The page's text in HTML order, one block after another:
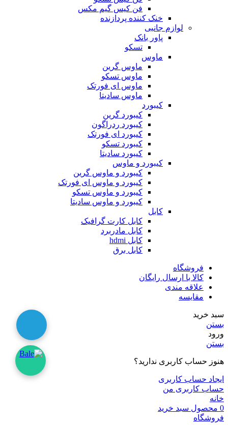
فن کیس گیم مکس
خنک کننده پردازنده
لوازم جانبی
پاور بانک
تسکو
ماوس
ماوس گرین
ماوس تسکو
ماوس ای فورتک
ماوس سادیتا
کیبورد
کیبورد گرین
کیبورد ردراگون
کیبورد ای فورتک
کیبورد تسکو
کیبورد سادیتا
کیبورد و ماوس
کیبورد و ماوس گرین
کیبورد و ماوس ای فورتک
کیبورد و ماوس تسکو
کیبورد و ماوس سادیتا
کابل
کابل کارت گرافیک
کابل مادربرد
کابل hdmi
کابل برق
فروشگاه
کالا با ارسال رایگان
علاقه مندی
مقایسه
سبد خرید
بستن
ورود
بستن
هنوز حساب کاربری ندارید؟
ایجاد حساب کاربری
حساب کاربری من
خانه
0 محصول سبد خرید
فروشگاه